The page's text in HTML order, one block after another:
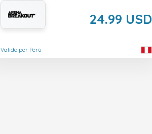
24.99 USD
Valido per Perù